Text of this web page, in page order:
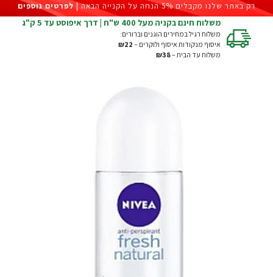
רק באתר שלנו מקבלים 5% הנחה על הקנייה הבאה |
לפרטים נוספים
משלוח חינם בקניה מעל 400 ש"ח | דרך איפוסט עד 5 ק"ג
משלוח רגיל במחירים הוגנים וברורים:
איסוף מנקודות איסוף ולוקרים – ₪22
משלוח עד הבית –₪38